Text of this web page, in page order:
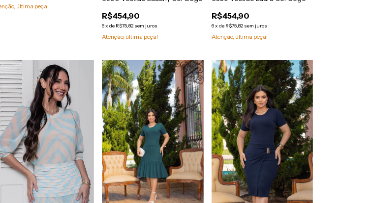
última peça!
R$454,90
6xde R$75,82 sem juros
Atenção, última peça!
R$454,90
6x de R$75,82 sem juros
Atenção, última peça!